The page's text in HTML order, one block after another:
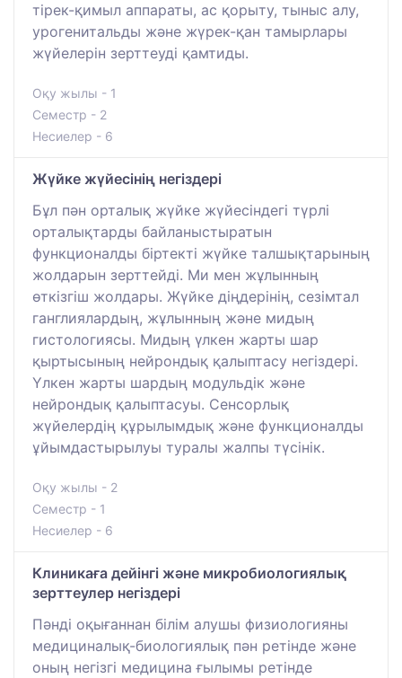
тірек-қимыл аппараты, ас қорыту, тыныс алу,
урогенитальды және жүрек-қан тамырлары
жүйелерін зерттеуді қамтиды.
Оқу жылы - 1
Семестр - 2
Несиелер - 6
Жүйке жүйесінің негіздері
Бұл пән орталық жүйке жүйесіндегі түрлі
орталықтарды байланыстыратын
функционалды біртекті жүйке талшықтарының
жолдарын зерттейді. Ми мен жұлынның
өткізгіш жолдары. Жүйке діңдерінің, сезімтал
ганглиялардың, жұлынның және мидың
гистологиясы. Мидың үлкен жарты шар
қыртысының нейрондық қалыптасу негіздері.
Үлкен жарты шардың модульдік және
нейрондық қалыптасуы. Сенсорлық
жүйелердің құрылымдық және функционалды
ұйымдастырылуы туралы жалпы түсінік.
Оқу жылы - 2
Семестр - 1
Несиелер - 6
Клиникаға дейінгі және микробиологиялық
зерттеулер негіздері
Пәнді оқығаннан білім алушы физиологияны
медициналық-биологиялық пән ретінде және
оның негізгі медицина ғылымы ретінде